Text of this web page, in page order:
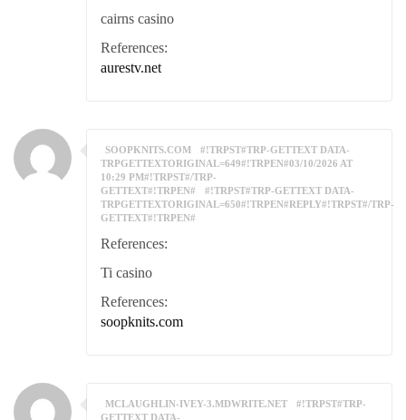
cairns casino
References:
aurestv.net
SOOPKNITS.COM
#!TRPST#TRP-GETTEXT DATA-
TRPGETTEXTORIGINAL=649#!TRPEN#03/10/2026 AT
10:29 PM#!TRPST#/TRP-
GETTEXT#!TRPEN#
#!TRPST#TRP-GETTEXT DATA-
TRPGETTEXTORIGINAL=650#!TRPEN#REPLY#!TRPST#/TRP-
GETTEXT#!TRPEN#
References:
Ti casino
References:
soopknits.com
MCLAUGHLIN-IVEY-3.MDWRITE.NET
#!TRPST#TRP-
GETTEXT DATA-